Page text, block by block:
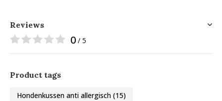
Reviews
0 / 5
Product tags
Hondenkussen anti allergisch (15)